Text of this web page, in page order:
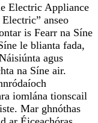
Electric Appliance
anseo
is Fearr na Síne
le blianta fada,
agus
na Síne air.
iomlána tionscail
Mar ghnóthas